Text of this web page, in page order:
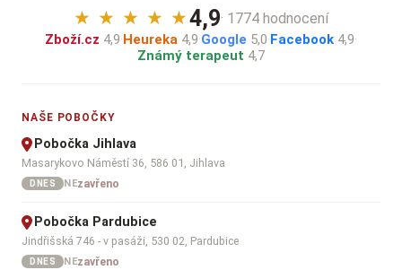
★ ★ ★ ★ ★4,9· 1774 hodnocení
Zboží.cz 4,9·Heureka 4,9·Google 5,0·Facebook 4,9·
Známý terapeut 4,7
NAŠE POBOČKY
Pobočka Jihlava
Masarykovo Náměstí 36, 586 01, Jihlava
DNES NEzavřeno
Pobočka Pardubice
Jindřišská 746 - v pasáži, 530 02, Pardubice
DNES NEzavřeno